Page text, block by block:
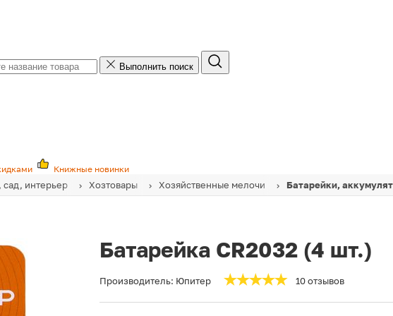
Выполнить поиск
Книжные новинки
сад, интерьер Хозтовары Хозяйственные мелочи Батарейки,
Батарейка CR2032 (4 шт.)
Производитель: Юпитер 10 отзывов